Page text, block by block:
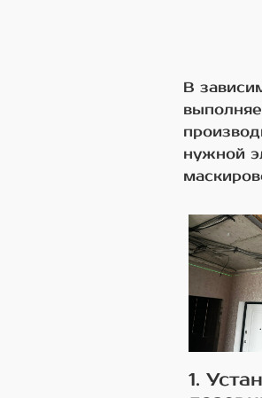
В
нужной
1.